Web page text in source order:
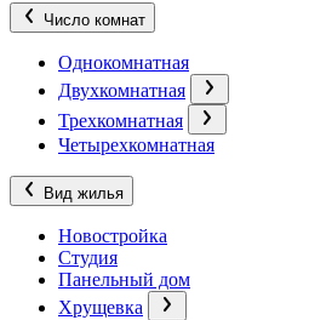
Число комнат
Однокомнатная
Двухкомнатная
Трехкомнатная
Четырехкомнатная
Вид жилья
Новостройка
Студия
Панельный дом
Хрущевка